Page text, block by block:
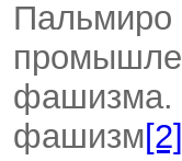
Пальмиро
фашизма.
фашизм[2]